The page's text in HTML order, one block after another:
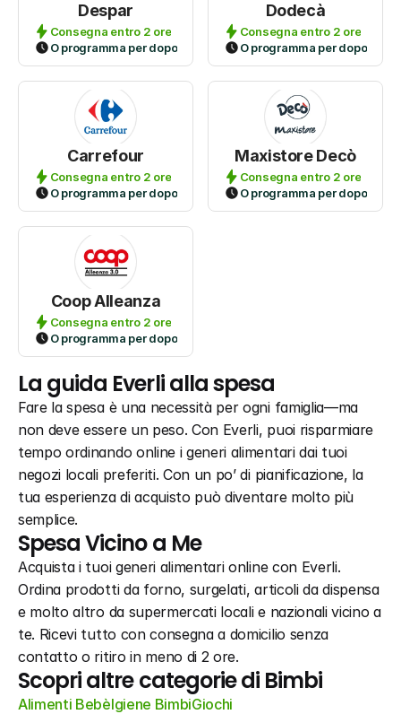
Despar
Consegna entro 2 ore
O programma per dopo
Dodecà
Consegna entro 2 ore
O programma per dopo
Carrefour
Consegna entro 2 ore
O programma per dopo
Maxistore Decò
Consegna entro 2 ore
O programma per dopo
Coop Alleanza
Consegna entro 2 ore
O programma per dopo
La guida Everli alla spesa
Fare la spesa è una necessità per ogni famiglia—ma
non deve essere un peso. Con Everli, puoi risparmiare
tempo ordinando online i generi alimentari dai tuoi
negozi locali preferiti. Con un po’ di pianificazione, la
tua esperienza di acquisto può diventare molto più
semplice.
Spesa Vicino a Me
Acquista i tuoi generi alimentari online con Everli.
Ordina prodotti da forno, surgelati, articoli da dispensa
e molto altro da supermercati locali e nazionali vicino a
te. Ricevi tutto con consegna a domicilio senza
contatto o ritiro in meno di 2 ore.
Scopri altre categorie di Bimbi
Alimenti BebèIgiene BimbiGiochi